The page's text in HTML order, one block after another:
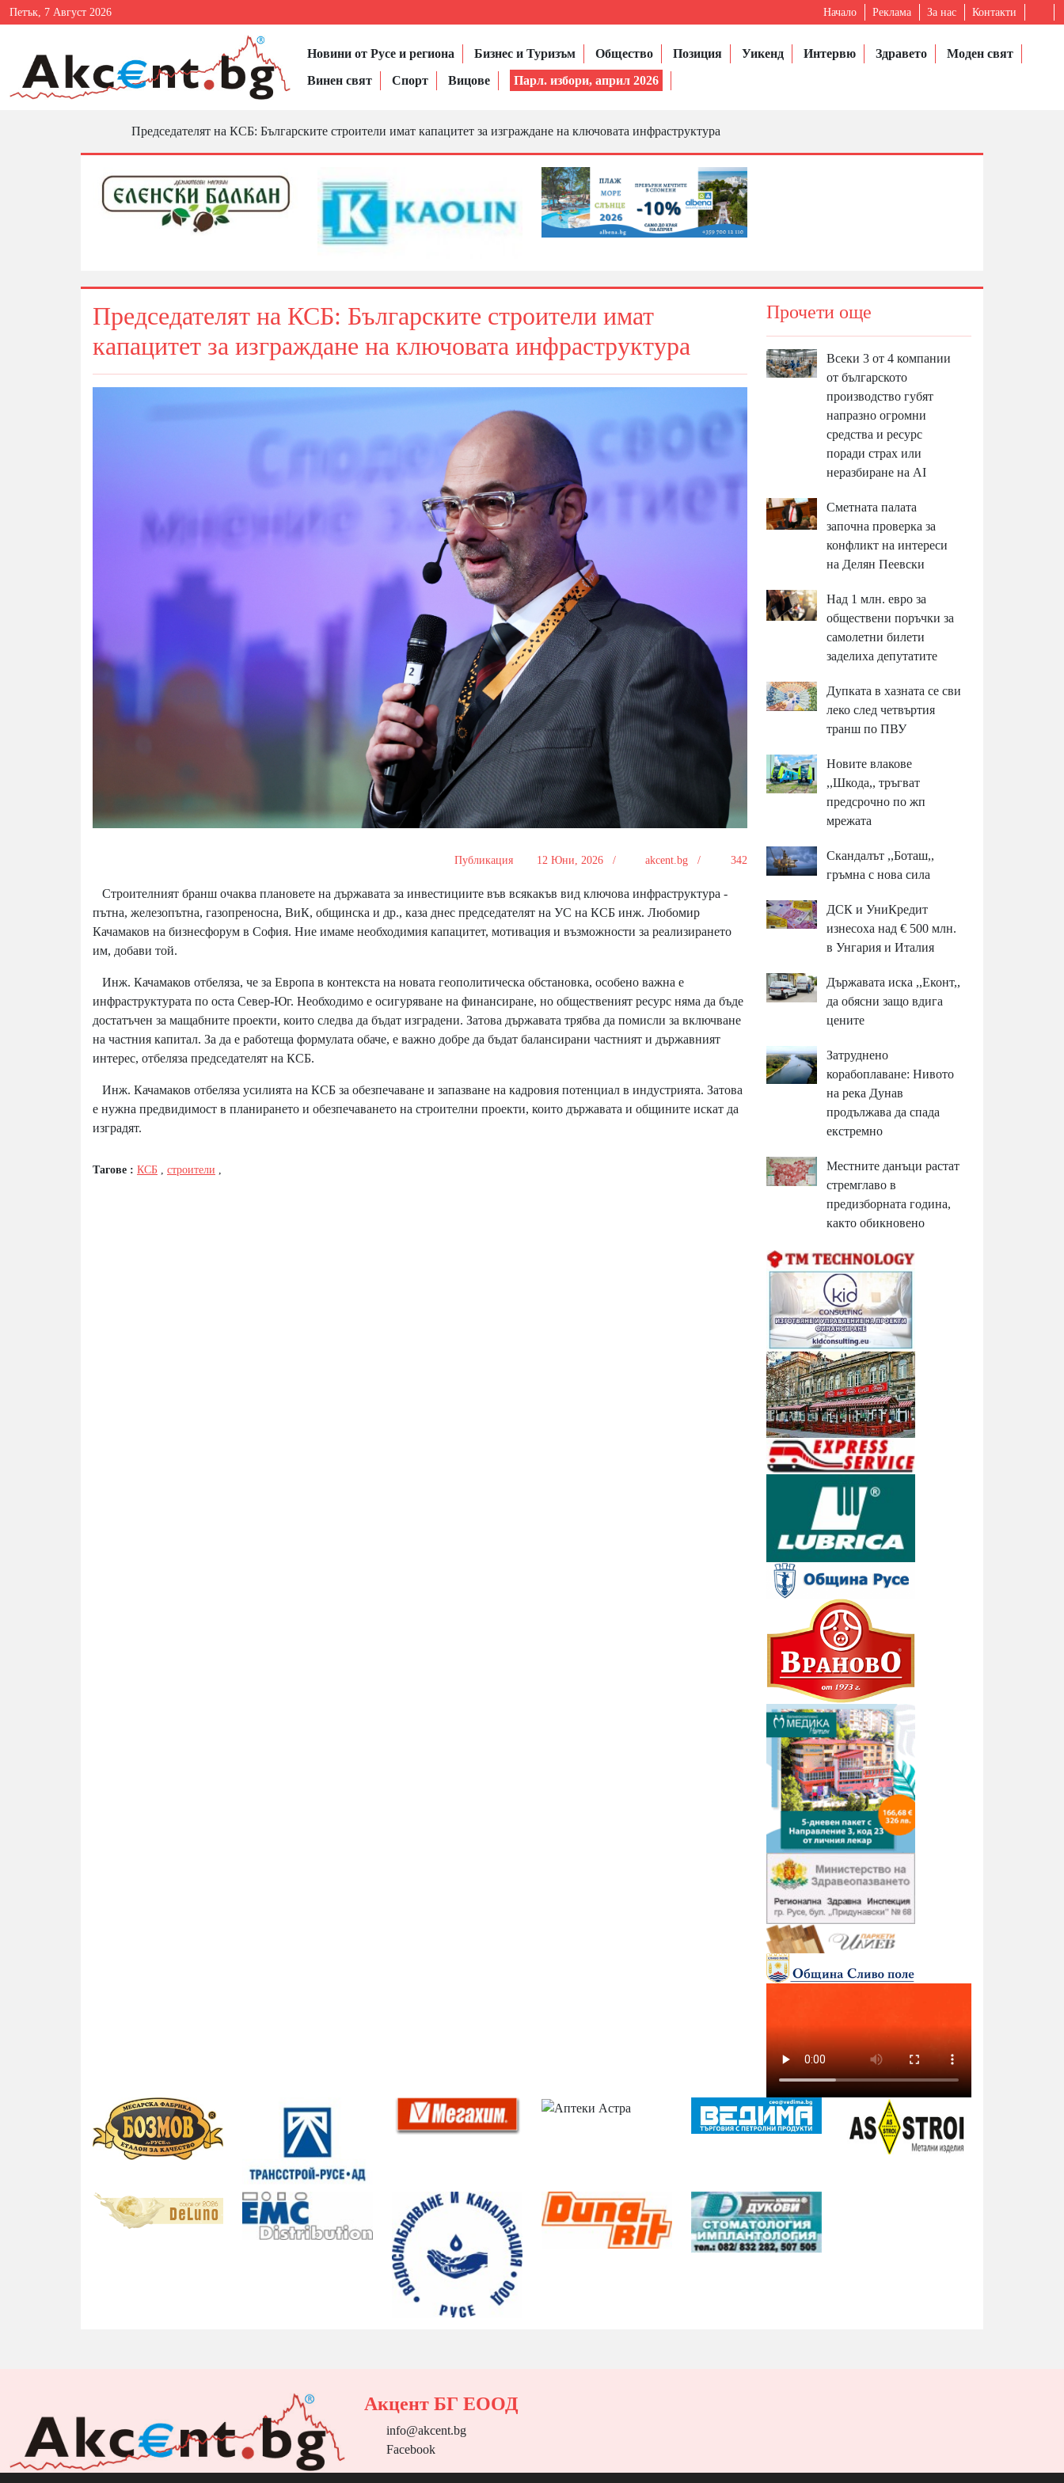
Петък, 7 Август 2026 Начало Реклама За нас Контакти
Новини от Русе и региона Бизнес и Туризъм Общество Позиция Уикенд Интервю Здравето
Моден свят
Винен свят
Спорт Вицове Парл. избори, април 2026
Председателят на КСБ: Българските строители имат капацитет за изграждане на ключовата инфраструктура
Председателят на КСБ: Българските строители имат
капацитет за изграждане на ключовата инфраструктура
Публикация 12 Юни, 2026 / akcent.bg / 342
Строителният бранш очаква плановете на държавата за инвестициите във всякакъв вид ключова инфраструктура -
пътна, железопътна, газопреносна, ВиК, общинска и др., каза днес председателят на УС на КСБ инж. Любомир
Качамаков на бизнесфорум в София. Ние имаме необходимия капацитет, мотивация и възможности за реализирането
им, добави той.
Инж. Качамаков отбеляза, че за Европа в контекста на новата геополитическа обстановка, особено важна е
инфраструктурата по оста Север-Юг. Необходимо е осигуряване на финансиране, но общественият ресурс няма да бъде
достатъчен за мащабните проекти, които следва да бъдат изградени. Затова държавата трябва да помисли за включване
на частния капитал. За да е работеща формулата обаче, е важно добре да бъдат балансирани частният и държавният
интерес, отбеляза председателят на КСБ.
Инж. Качамаков отбеляза усилията на КСБ за обезпечаване и запазване на кадровия потенциал в индустрията. Затова
е нужна предвидимост в планирането и обезпечаването на строителни проекти, които държавата и общините искат да
изградят.
Тагове : КСБ строители
Прочети още
Всеки 3 от 4 компании
от българското
производство губят
напразно огромни
средства и ресурс
поради страх или
неразбиране на AI
Сметната палата
започна проверка за
конфликт на интереси
на Делян Пеевски
Над 1 млн. евро за
обществени поръчки за
самолетни билети
заделиха депутатите
Дупката в хазната се сви
леко след четвъртия
транш по ПВУ
Новите влакове
,,Шкода,, тръгват
предсрочно по жп
мрежата
Скандалът ,,Боташ,,
гръмна с нова сила
ДСК и УниКредит
изнесоха над € 500 млн.
в Унгария и Италия
Държавата иска ,,Еконт,,
да обясни защо вдига
цените
Затруднено
корабоплаване: Нивото
на река Дунав
продължава да спада
екстремно
Местните данъци растат
стремглаво в
предизборната година,
както обикновено
Акцент БГ ЕООД
info@akcent.bg
Facebook